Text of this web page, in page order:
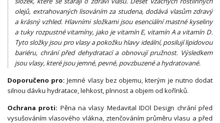
olejů, extrahovaných lisováním za studena, dodává vlasům zdravý
a krásný vzhled. Hlavními složkami jsou esenciální mastné kyseliny
a tuky rozpustné vitamíny, jako je vitamín E, vitamín A a vitamín D.
Tyto složky jsou pro vlasy a pokožku hlavy ideální, posilují lipidovou
bariéru, chrání před dehydratací a obnovují pružnost. Výsledkem
jsou vlasy, které jsou jemné, pevné, povzbuzené a hydratované.
Doporučeno pro: Jemné vlasy bez objemu, kterým je nutno dodat
silnou dávku hydratace, lehkost, plnnost a objem od kořínků.
Ochrana proti: Pěna na vlasy Medavital IDOl Design chrání před
vysušováním vlasového vlákna, ztenčováním průměru vlasu a před